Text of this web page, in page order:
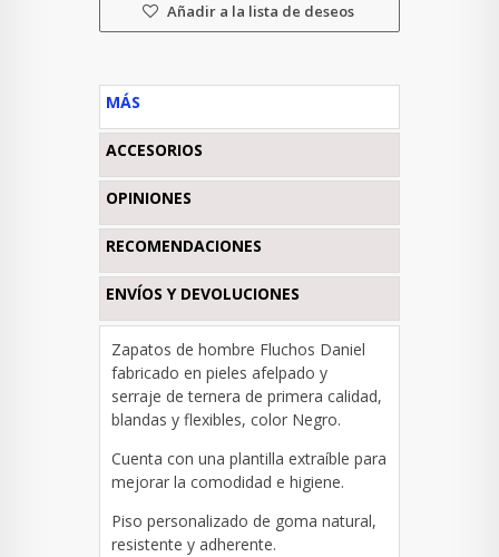
Añadir a la lista de deseos
MÁS
ACCESORIOS
OPINIONES
RECOMENDACIONES
ENVÍOS Y DEVOLUCIONES
Zapatos de hombre Fluchos Daniel
fabricado en pieles afelpado y
serraje de ternera de primera calidad,
blandas y flexibles, color Negro.
Cuenta con una plantilla extraíble para
mejorar la comodidad e higiene.
Piso personalizado de goma natural,
resistente y adherente.